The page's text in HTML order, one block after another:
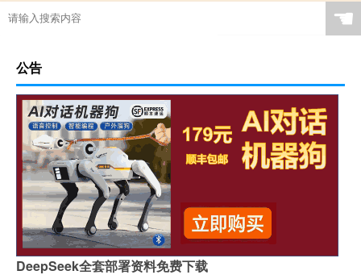
☚
公告
DeepSeek全套部署资料免费下载